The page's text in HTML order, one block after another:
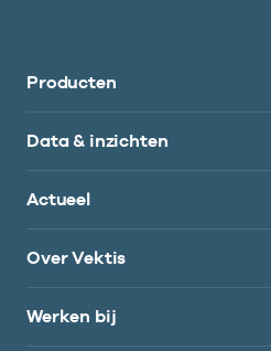
Producten
Data & inzichten
Actueel
Over Vektis
Werken bij